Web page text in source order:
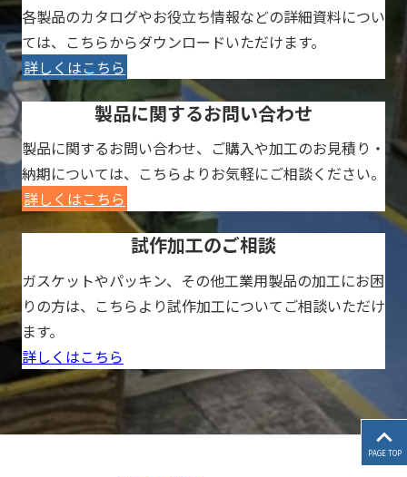
各製品のカタログやお役立ち情報などの詳細資料につい
ては、こちらからダウンロードいただけます。
詳しくはこちら
製品に関するお問い合わせ
製品に関するお問い合わせ、ご購入や加工のお見積り・
納期については、こちらよりお気軽にご相談ください。
詳しくはこちら
試作加工のご相談
ガスケットやパッキン、その他工業用製品の加工にお困
りの方は、こちらより試作加工についてご相談いただけ
ます。
詳しくはこちら
PAGE TOP